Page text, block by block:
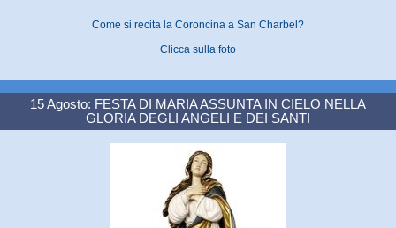
Come si recita la Coroncina a San Charbel?
Clicca sulla foto
15 Agosto: FESTA DI MARIA ASSUNTA IN CIELO NELLA
GLORIA DEGLI ANGELI E DEI SANTI